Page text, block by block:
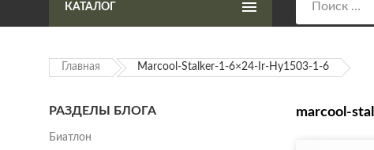
КАТАЛОГ
Главная Marcool-Stalker-1-6×24-Ir-Hy1503-1-6
marcool-
РАЗДЕЛЫ БЛОГА
Биатлон